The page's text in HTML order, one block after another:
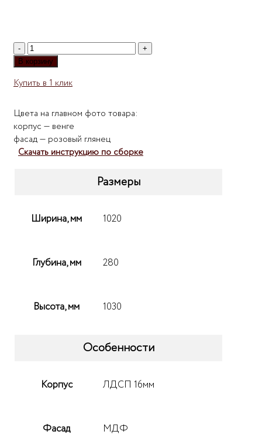
Количество
товара
Мебелеф-21
В корзину
Купить в 1 клик
Цвета на главном фото товара:
корпус — венге
фасад — розовый глянец
Скачать инструкцию по сборке
Размеры
Ширина, мм 1020
Глубина, мм 280
Высота, мм 1030
Особенности
Корпус ЛДСП 16мм
Фасад МДФ